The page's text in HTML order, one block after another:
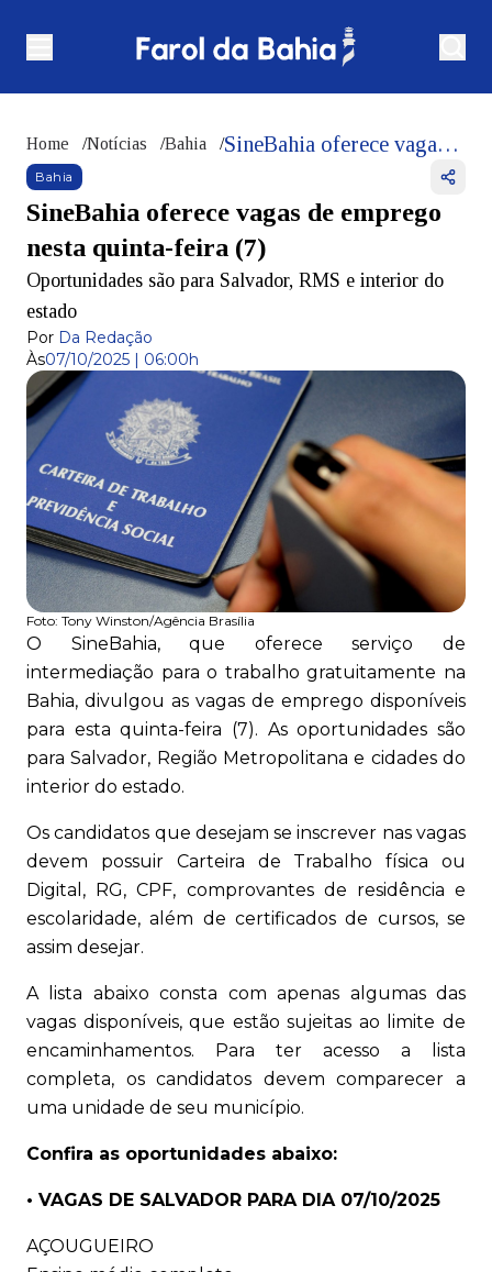
Home /Notícias /Bahia / SineBahia oferece vagas de emprego nesta quinta-feira (7)
Bahia
SineBahia oferece vagas de emprego
nesta quinta-feira (7)
Oportunidades são para Salvador, RMS e interior do
estado
Por Da Redação
Às07/10/2025 | 06:00h
Foto: Tony Winston/Agência Brasília
O SineBahia, que oferece serviço de
intermediação para o trabalho gratuitamente na
Bahia, divulgou as vagas de emprego disponíveis
para esta quinta-feira (7). As oportunidades são
para Salvador, Região Metropolitana e cidades do
interior do estado.
Os candidatos que desejam se inscrever nas vagas
devem possuir Carteira de Trabalho física ou
Digital, RG, CPF, comprovantes de residência e
escolaridade, além de certificados de cursos, se
assim desejar.
A lista abaixo consta com apenas algumas das
vagas disponíveis, que estão sujeitas ao limite de
encaminhamentos. Para ter acesso a lista
completa, os candidatos devem comparecer a
uma unidade de seu município.
Confira as oportunidades abaixo:
• VAGAS DE SALVADOR PARA DIA 07/10/2025
AÇOUGUEIRO